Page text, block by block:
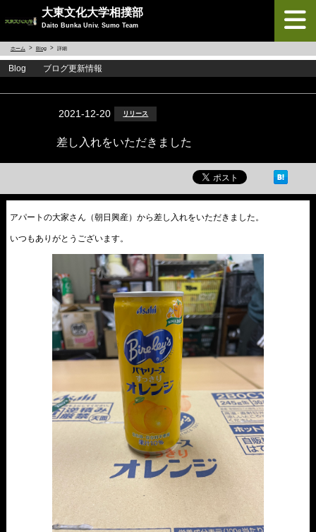
大東文化大学相撲部
Daito Bunka Univ. Sumo Team
ホーム Blog 詳細
Blog ブログ更新情報
2021-12-20 リリース
差し入れをいただきました
アパートの大家さん（朝日興産）から差し入れをいただきました。
いつもありがとうございます。